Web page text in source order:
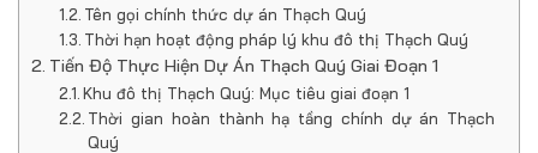
Tên gọi chính thức dự án Thạch Quý
Thời hạn hoạt động pháp lý khu đô thị Thạch Quý
Tiến Độ Thực Hiện Dự Án Thạch Quý Giai Đoạn 1
Khu đô thị Thạch Quý: Mục tiêu giai đoạn 1
Thời gian hoàn thành hạ tầng chính dự án Thạch
Quý